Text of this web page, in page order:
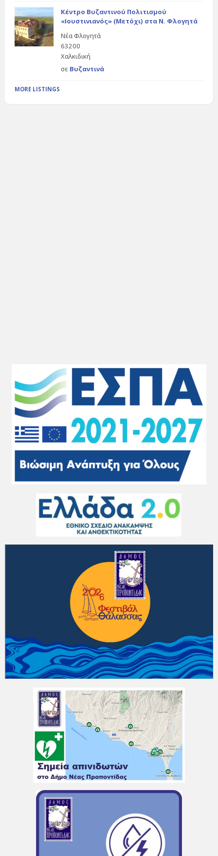
Κέντρο Βυζαντινού Πολιτισμού
«Ιουστινιανός» (Μετόχι) στα Ν. Φλογητά
Νέα Φλογητά
63200
Χαλκιδική
σε Βυζαντινά
MORE LISTINGS